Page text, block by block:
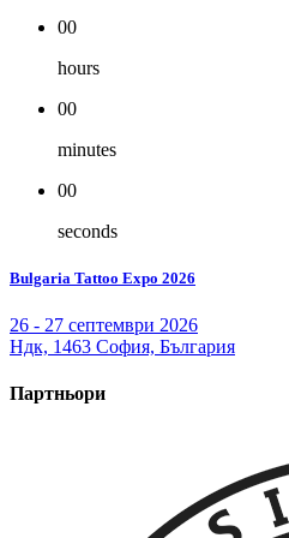
00
hours
00
minutes
00
seconds
Bulgaria Tattoo Expo 2026
26 - 27 септември 2026
Ндк, 1463 София, България
Партньори